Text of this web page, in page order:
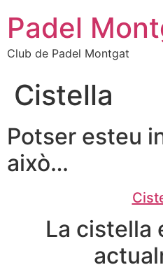
contenido
Padel
Club de Padel Montgat
Cistella
Potser esteu
això…
La cistella